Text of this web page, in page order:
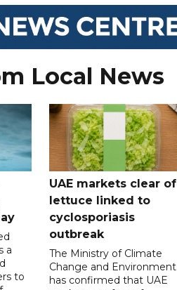
Local News
a
to
UAE markets clear of
lettuce linked to
cyclosporiasis
outbreak
The Ministry of Climate
Change and Environment
has confirmed that UAE